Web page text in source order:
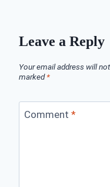
Leave a Reply
Your email address will
marked*
Comment *